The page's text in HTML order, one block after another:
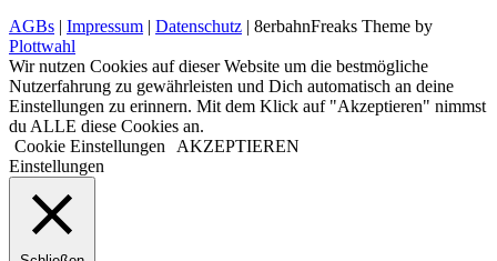
AGBs | Impressum | Datenschutz | 8erbahnFreaks Theme by
Plottwahl
Wir nutzen Cookies auf dieser Website um die bestmögliche
Nutzerfahrung zu gewährleisten und Dich automatisch an deine
Einstellungen zu erinnern. Mit dem Klick auf "Akzeptieren" nimmst
du ALLE diese Cookies an.
Cookie Einstellungen
AKZEPTIEREN
Einstellungen